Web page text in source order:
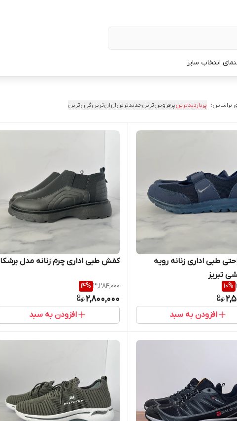
انتخاب سایز
براساس: پربازدیدترینپرفروش‌ترینجدیدترینارزان‌ترینگران‌ترین
طبی اداری زنانه رویه
تبریز
10%
افزودن به سبد
کفش طبی اداری چرم زنانه مدل برشکا
3,284,000
14%
2,800,000
افزودن به سبد